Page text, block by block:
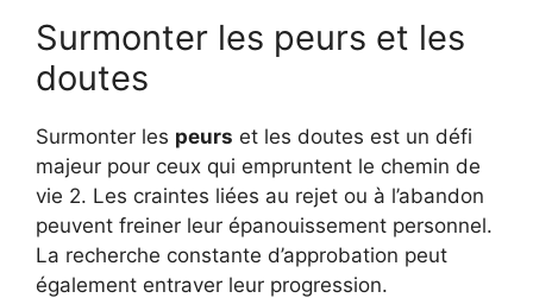
Surmonter les peurs et les
doutes
Surmonter les peurs et les doutes est un défi
majeur pour ceux qui empruntent le chemin de
vie 2. Les craintes liées au rejet ou à l’abandon
peuvent freiner leur épanouissement personnel.
La recherche constante d’approbation peut
également entraver leur progression.